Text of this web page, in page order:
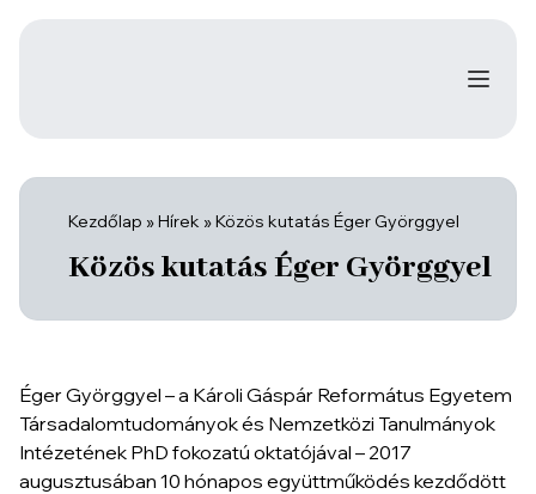
Kezdőlap »Hírek »Közös kutatás Éger Györggyel
Közös kutatás Éger Györggyel
Éger Györggyel – a Károli Gáspár Református Egyetem
Társadalomtudományok és Nemzetközi Tanulmányok
Intézetének PhD fokozatú oktatójával – 2017
augusztusában 10 hónapos együttműködés kezdődött